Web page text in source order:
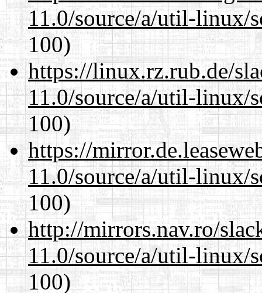
11.0/source/a/util-linux/
100)
https://linux.rz.rub.de/
11.0/source/a/util-linux/
100)
https://
11.0/source/a/util-linux/
100)
http://mirrors.nav.ro/
11.0/source/a/util-linux/
100)